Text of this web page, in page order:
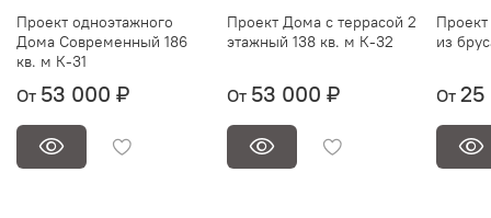
Проект одноэтажного
Дома Современный 186
кв. м К-31
От 53 000 ₽
Проект Дома с террасой 2
этажный 138 кв. м К-32
От 53 000 ₽
из
От 25